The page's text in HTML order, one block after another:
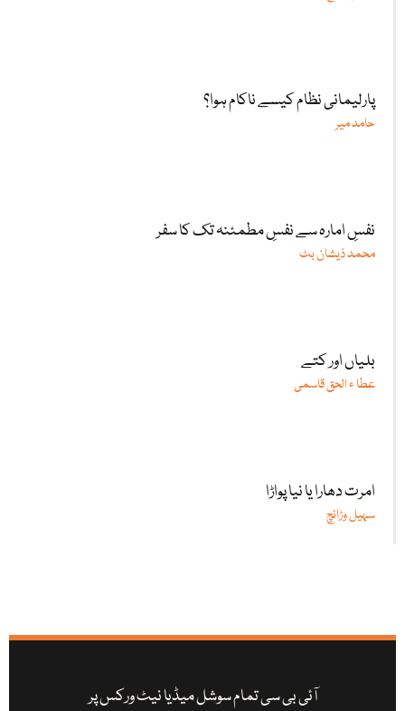
پارلیمانی نظام کیسے ناکام ہوا؟
حامد میر
نفسِ امارہ سے نفسِ مطمئنہ تک کا سفر
محمد ذیشان بٹ
بلیاں اور کتے
عطا ء الحق قاسمی
امرت دھارا یا نیا پواڑا
سہیل وڑائچ
آئی بی سی تمام سوشل میڈیا نیٹ ورکس پر